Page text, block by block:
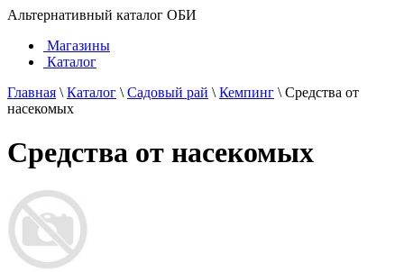
Альтернативный каталог ОБИ
Магазины
Каталог
Главная \ Каталог \ Садовый рай \ Кемпинг \ Средства от
насекомых
Средства от насекомых